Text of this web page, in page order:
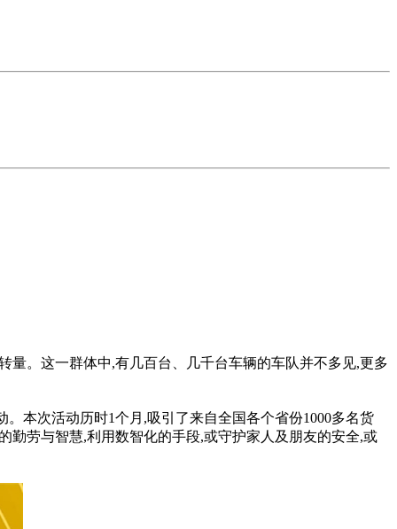
量。这一群体中,有几百台、几千台车辆的车队并不多见,更多
本次活动历时1个月,吸引了来自全国各个省份1000多名货
勤劳与智慧,利用数智化的手段,或守护家人及朋友的安全,或